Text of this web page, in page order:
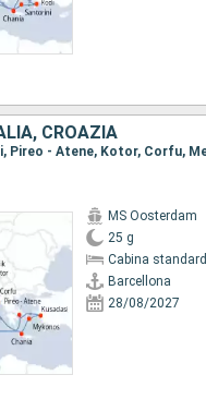
CROAZIA
MS Oosterdam
25 g
Cabina standard
Barcellona
28/08/2027